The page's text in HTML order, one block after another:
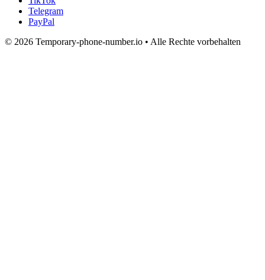
Telegram
PayPal
© 2026 Temporary-phone-number.io • Alle Rechte vorbehalten